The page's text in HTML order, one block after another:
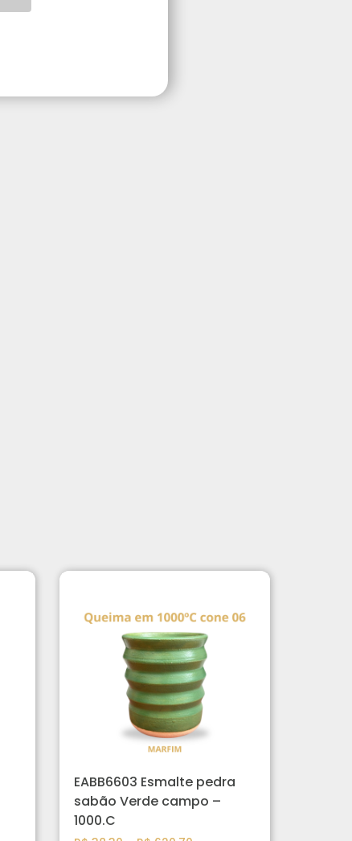
EABB6603 Esmalte pedra
sabão Verde campo –
1000.C